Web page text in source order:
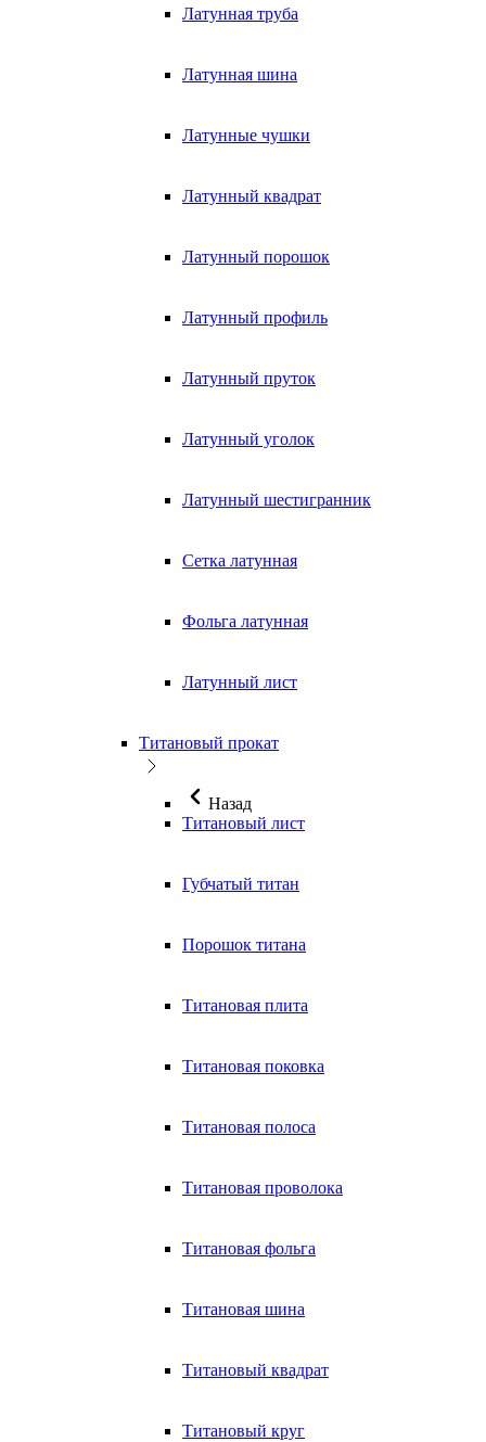
Латунная труба
Латунная шина
Латунные чушки
Латунный квадрат
Латунный порошок
Латунный профиль
Латунный пруток
Латунный уголок
Латунный шестигранник
Сетка латунная
Фольга латунная
Латунный лист
Титановый прокат
Назад
Титановый лист
Губчатый титан
Порошок титана
Титановая плита
Титановая поковка
Титановая полоса
Титановая проволока
Титановая фольга
Титановая шина
Титановый квадрат
Титановый круг